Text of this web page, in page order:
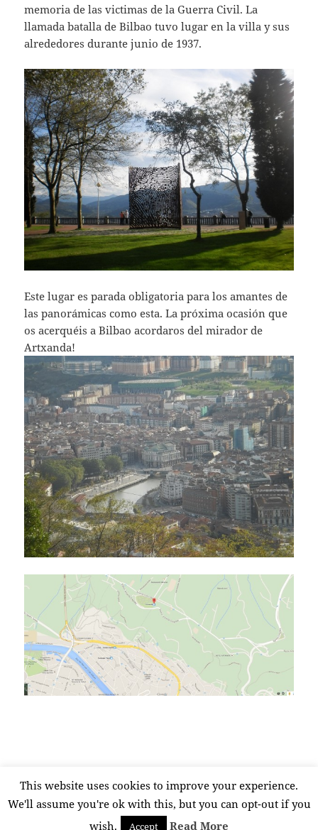
memoria de las victimas de la Guerra Civil. La
llamada batalla de Bilbao tuvo lugar en la villa y sus
alrededores durante junio de 1937.
Este lugar es parada obligatoria para los amantes de
las panorámicas como esta. La próxima ocasión que
os acerquéis a Bilbao acordaros del mirador de
Artxanda!
Publicado
el
12 noviembre, 2014 Etiquetas
Artxanda,Bilbao 1 comentarioen
Funciona gracias a WordPress
This website uses cookies to improve your experience.
We'll assume you're ok with this, but you can opt-out if you
wish.
Accept Read More